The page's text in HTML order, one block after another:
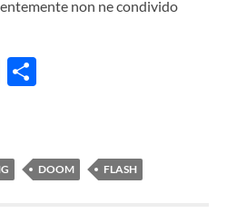
non ne condivido
Flipboard
DOOM FLASH